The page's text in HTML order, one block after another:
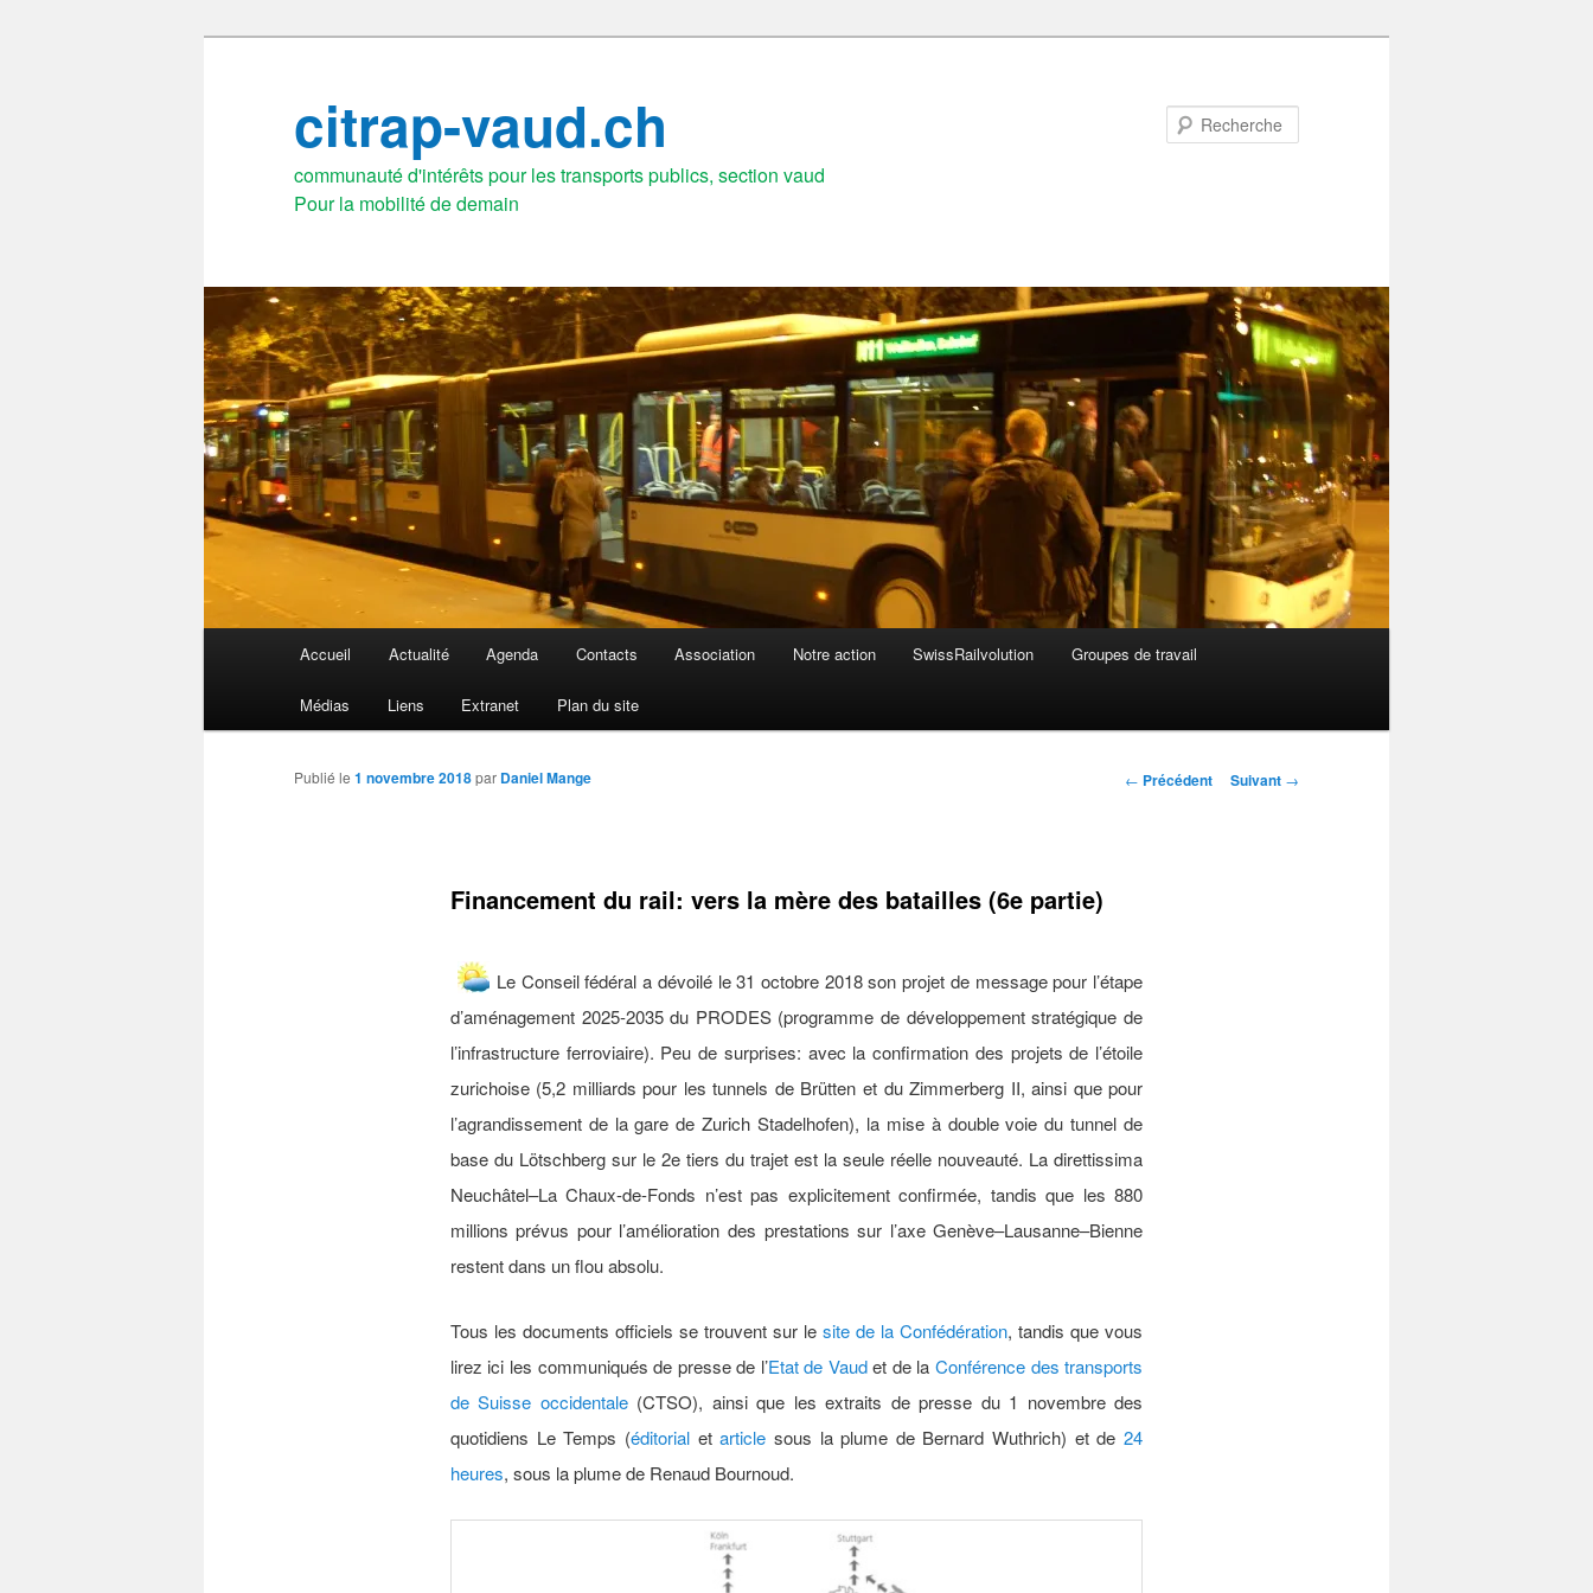
citrap-vaud.ch
communauté d'intérêts pour les transports publics, section vaud
Accueil Actualité Agenda Contacts Association Notre action SwissRailvolution Groupes de travail
Médias Liens Extranet Plan du site
Navigation
← Précédent Suivant →
Financement du rail: vers la mère des batailles (6e partie)
Publié le 1 novembre 2018par Daniel Mange
Le Conseil fédéral a dévoilé le 31 octobre 2018 son projet de message pour l’étape
d’aménagement 2025-2035 du PRODES (programme de développement stratégique de
l’infrastructure ferroviaire). Peu de surprises: avec la confirmation des projets de l’étoile
zurichoise (5,2 milliards pour les tunnels de Brütten et du Zimmerberg II, ainsi que pour
l’agrandissement de la gare de Zurich Stadelhofen), la mise à double voie du tunnel de
base du Lötschberg sur le 2e tiers du trajet est la seule réelle nouveauté. La direttissima
Neuchâtel–La Chaux-de-Fonds n’est pas explicitement confirmée, tandis que les 880
millions prévus pour l’amélioration des prestations sur l’axe Genève–Lausanne–Bienne
restent dans un flou absolu.
Tous les documents officiels se trouvent sur lesite de la Confédération, tandis que vous
lirez ici les communiqués de presse de l’Etat de Vaudet de laConférence des transports
de Suisse occidentale(CTSO), ainsi que les extraits de presse du 1 novembre des
quotidiens Le Temps (éditorialetarticle sous la plume de Bernard Wuthrich) et de24
heures, sous la plume de Renaud Bournoud.